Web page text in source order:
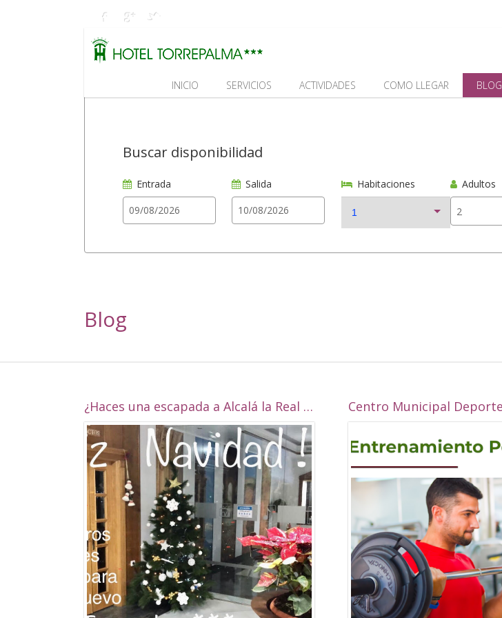
INICIO SERVICIOS ACTIVIDADES COMO LLEGAR BLOG
Buscar disponibilidad
Entrada Salida Habitaciones
1
Adultos
Blog
¿Haces una escapada a Alcalá la Real esta navidad?